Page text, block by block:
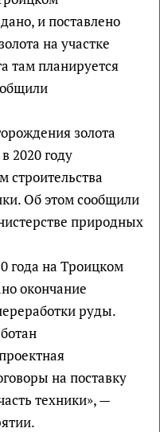
и поставлено
на участке
там планируется
золота
2020 году
строительства
Об этом сообщили
природных
года на Троицком
окончание
руды.
на поставку
техники», —